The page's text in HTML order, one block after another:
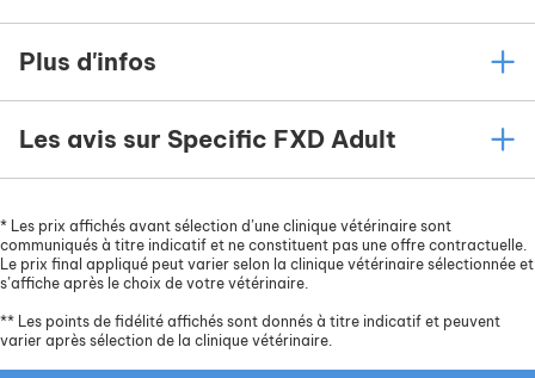
Plus d'infos
Les avis sur Specific FXD Adult
* Les prix affichés avant sélection d’une clinique vétérinaire sont
communiqués à titre indicatif et ne constituent pas une offre contractuelle.
Le prix final appliqué peut varier selon la clinique vétérinaire sélectionnée et
s’affiche après le choix de votre vétérinaire.
** Les points de fidélité affichés sont donnés à titre indicatif et peuvent
varier après sélection de la clinique vétérinaire.